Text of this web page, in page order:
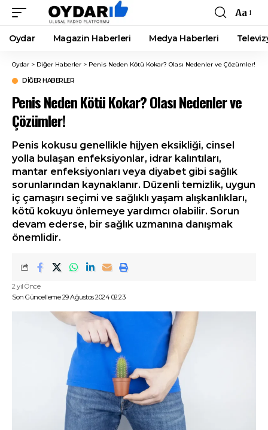
Font
Resizer
Aa
Oydar Magazin Haberleri Medya Haberleri
Oydar > Diğer Haberler > Penis Neden Kötü Kokar? Olası Nedenler ve Çözümler!
DIĞER HABERLER
Penis Neden Kötü Kokar? Olası Nedenler ve
Çözümler!
Penis kokusu genellikle hijyen eksikliği, cinsel
yolla bulaşan enfeksiyonlar, idrar kalıntıları,
mantar enfeksiyonları veya diyabet gibi sağlık
sorunlarından kaynaklanır. Düzenli temizlik, uygun
iç çamaşırı seçimi ve sağlıklı yaşam alışkanlıkları,
kötü kokuyu önlemeye yardımcı olabilir. Sorun
devam ederse, bir sağlık uzmanına danışmak
önemlidir.
Son Güncelleme 29 Ağustos 2024 02:23
2 yıl Önce